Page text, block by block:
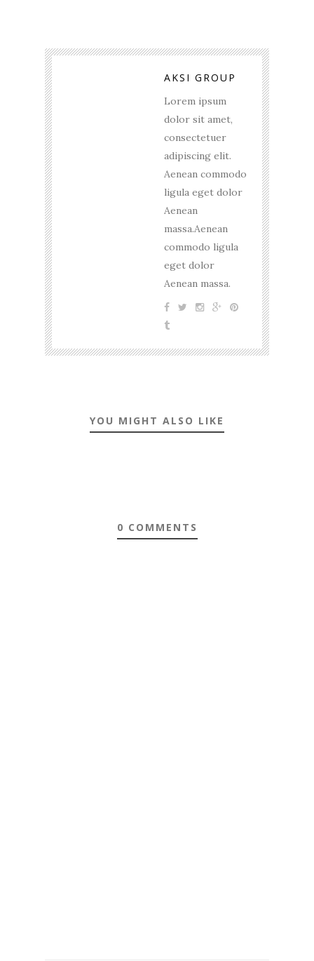
AKSI GROUP
Lorem ipsum
dolor sit amet,
consectetuer
adipiscing elit.
Aenean commodo
ligula eget dolor
Aenean
massa.Aenean
commodo ligula
eget dolor
Aenean massa.
YOU MIGHT ALSO LIKE
0 COMMENTS